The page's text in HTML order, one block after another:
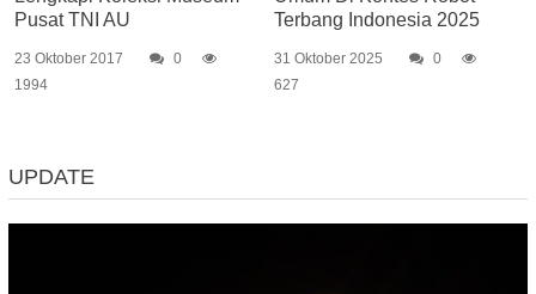
Pusat TNI AU
23 Oktober 2017
0
1994
Terbang Indonesia 2025
31 Oktober 2025
0
627
UPDATE